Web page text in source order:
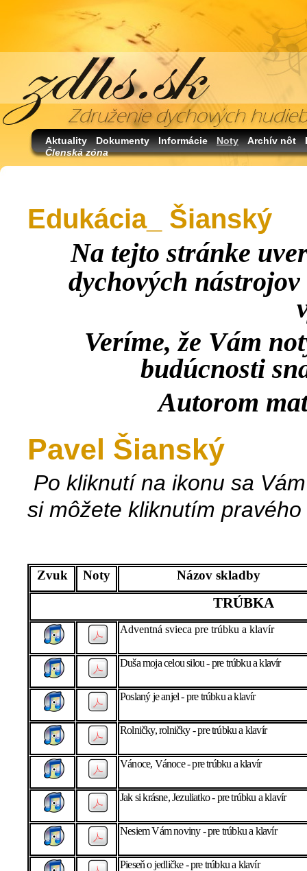
Aktuality Dokumenty Informácie Noty Archív nôt
Členská zóna
Edukácia_ Šianský
Na tejto stránke
dychových
Veríme, že Vám
budúcnosti
Autorom
Pavel Šianský
Po kliknutí na ikonu sa
si môžete kliknutím
Zvuk Noty Názov skladby
TRÚBKA
Adventná svieca pre trúbku a klavír
Duša moja celou silou - pre trúbku a klavír
Poslaný je anjel - pre trúbku a klavír
Rolničky, rolničky - pre trúbku a klavír
Vánoce, Vánoce - pre trúbku a klavír
Jak si krásne, Jezuliatko - pre trúbku a klavír
Nesiem Vám noviny - pre trúbku a klavír
Pieseň o jedličke - pre trúbku a klavír